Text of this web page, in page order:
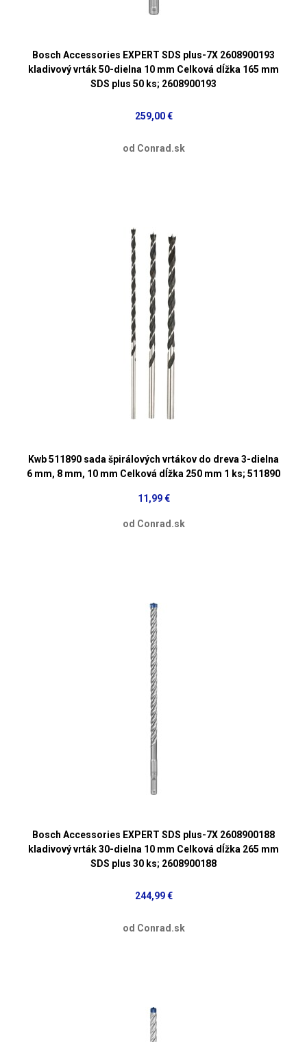
Bosch Accessories EXPERT SDS plus-7X 2608900193
kladivový vrták 50-dielna 10 mm Celková dĺžka 165 mm
SDS plus 50 ks; 2608900193
259,00 €
od Conrad.sk
Kwb 511890 sada špirálových vrtákov do dreva 3-dielna
6 mm, 8 mm, 10 mm Celková dĺžka 250 mm 1 ks; 511890
11,99 €
od Conrad.sk
Bosch Accessories EXPERT SDS plus-7X 2608900188
kladivový vrták 30-dielna 10 mm Celková dĺžka 265 mm
SDS plus 30 ks; 2608900188
244,99 €
od Conrad.sk